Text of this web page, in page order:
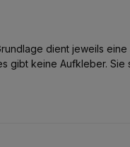
dient jeweils
gibt keine Aufkleber. Sie